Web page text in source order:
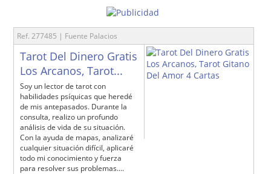
Ref. 277485 | Fuente Palacios
Tarot Del Dinero Gratis
Los Arcanos, Tarot...
Soy un lector de tarot con
habilidades psíquicas que heredé
de mis antepasados. Durante la
consulta, realizo un profundo
análisis de vida de su situación.
Con la ayuda de mapas, analizaré
cualquier situación difícil, aplicaré
todo mi conocimiento y fuerza
para resolver sus problemas....